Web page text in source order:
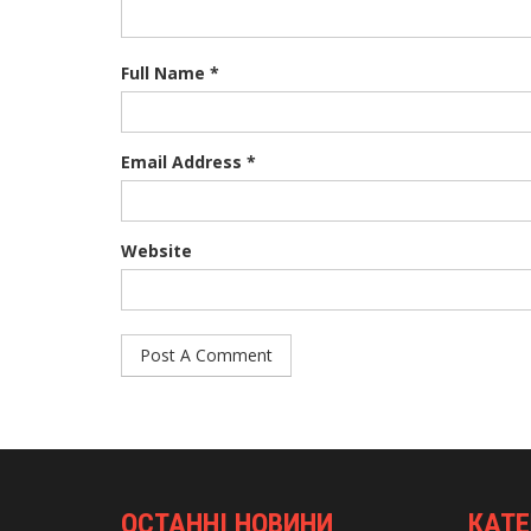
Full Name *
Email Address *
Website
ОСТАННІ НОВИНИ